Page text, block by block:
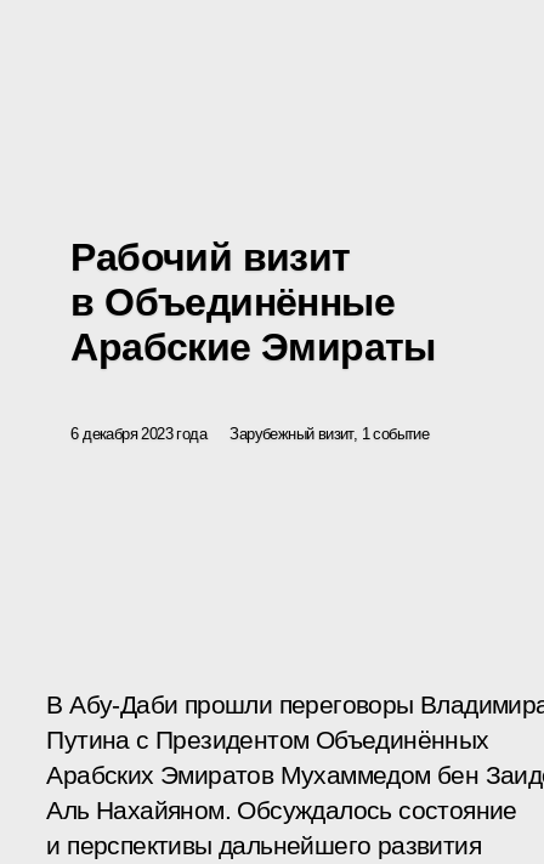
Рабочий визит
в Объединённые
Арабские Эмираты
6 декабря 2023 года Зарубежный визит, 1 событие
В Абу-Даби прошли переговоры
Путина с Президентом Объединённых
Арабских Эмиратов Мухаммедом бен
Аль Нахайяном. Обсуждалось состояние
и перспективы дальнейшего развития